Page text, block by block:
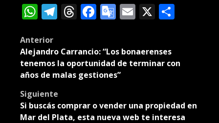
WhatsApp
Telegram
Threads
Facebook
Google
Email
X
Post
navigation
Anterior
Alejandro Carrancio: “Los bonaerenses
tenemos la oportunidad de terminar con
años de malas gestiones”
Siguiente
Si buscás comprar o vender una propiedad en
Mar del Plata, esta nueva web te interesa